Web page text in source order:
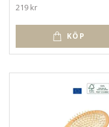
219 kr
KÖP